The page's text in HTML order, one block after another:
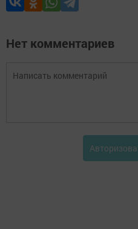
Нет комментариев